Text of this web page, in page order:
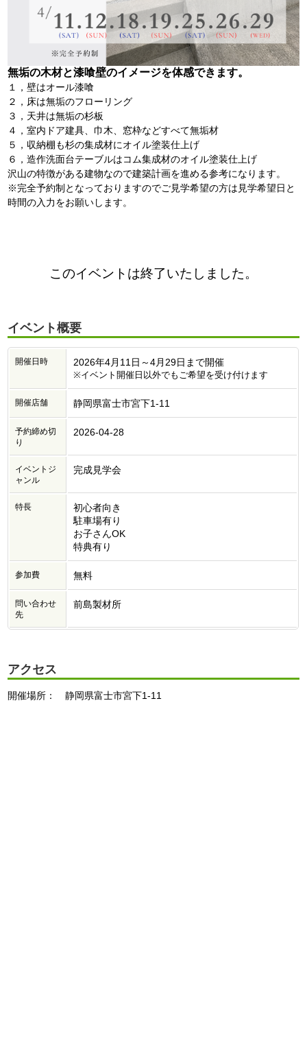
無垢の木材と漆喰壁のイメージを体感できます。
１，壁はオール漆喰
２，床は無垢のフローリング
３，天井は無垢の杉板
４，室内ドア建具、巾木、窓枠などすべて無垢材
５，収納棚も杉の集成材にオイル塗装仕上げ
６，造作洗面台テーブルはコム集成材のオイル塗装仕上げ
沢山の特徴がある建物なので建築計画を進める参考になります。
※完全予約制となっておりますのでご見学希望の方は見学希望日と
時間の入力をお願いします。
このイベントは終了いたしました。
イベント概要
開催日時 2026年4月11日～4月29日まで開催
※イベント開催日以外でもご希望を受け付けます
開催店舗 静岡県富士市宮下1-11
予約締め切
り
2026-04-28
イベントジ
ャンル
完成見学会
特長
初心者向き
駐車場有り
お子さんOK
特典有り
参加費 無料
問い合わせ
先
前島製材所
アクセス
開催場所： 静岡県富士市宮下1-11